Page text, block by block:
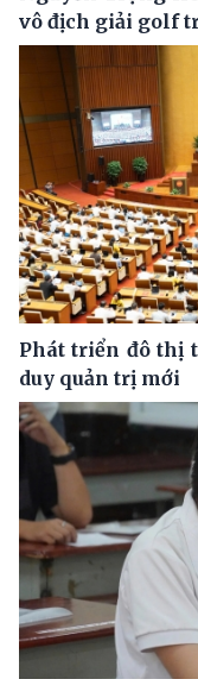
vô địch giải golf
Phát triển đô thị
duy quản trị mới